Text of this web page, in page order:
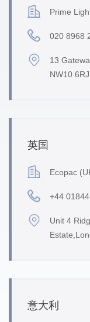
Prime
020 8968
13
NW10 6RJ
英国
Ecopac
+44
Unit 4
意大利